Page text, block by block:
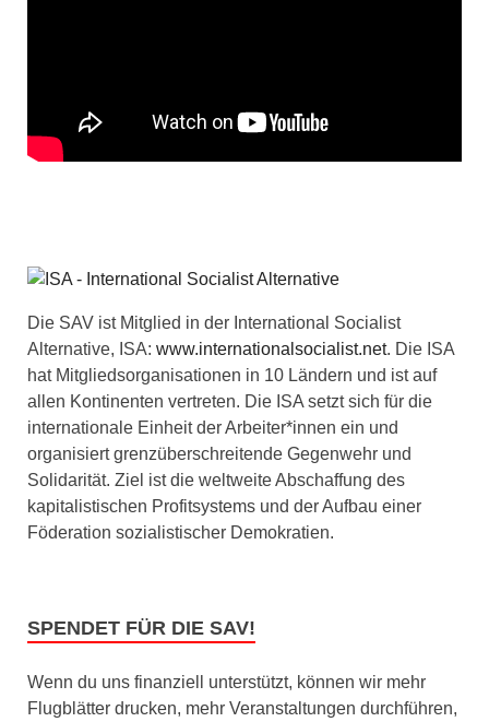
Die SAV ist Mitglied in der International Socialist
Alternative, ISA: www.internationalsocialist.net. Die ISA
hat Mitgliedsorganisationen in 10 Ländern und ist auf
allen Kontinenten vertreten. Die ISA setzt sich für die
internationale Einheit der Arbeiter*innen ein und
organisiert grenzüberschreitende Gegenwehr und
Solidarität. Ziel ist die weltweite Abschaffung des
kapitalistischen Profitsystems und der Aufbau einer
Föderation sozialistischer Demokratien.
SPENDET FÜR DIE SAV!
Wenn du uns finanziell unterstützt, können wir mehr
Flugblätter drucken, mehr Veranstaltungen durchführen,